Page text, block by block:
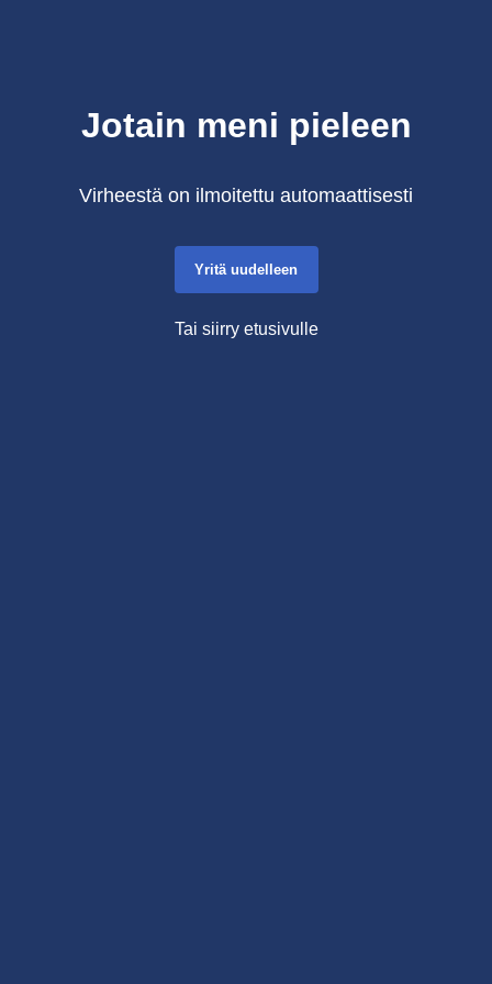
Jotain meni pieleen
Virheestä on ilmoitettu automaattisesti
Yritä uudelleen
Tai siirry etusivulle